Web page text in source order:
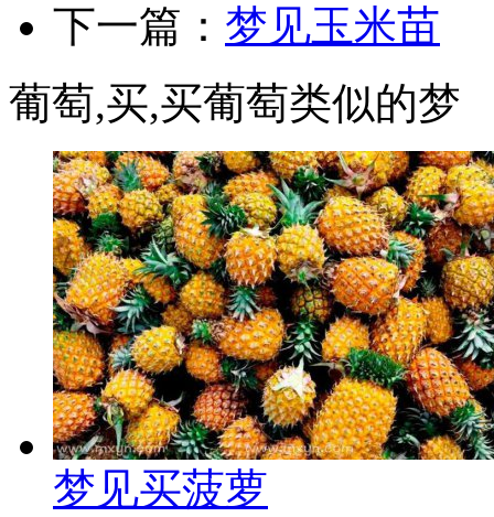
下一篇： 梦见玉米苗
葡萄,买,买葡萄类似的梦
梦见买菠萝